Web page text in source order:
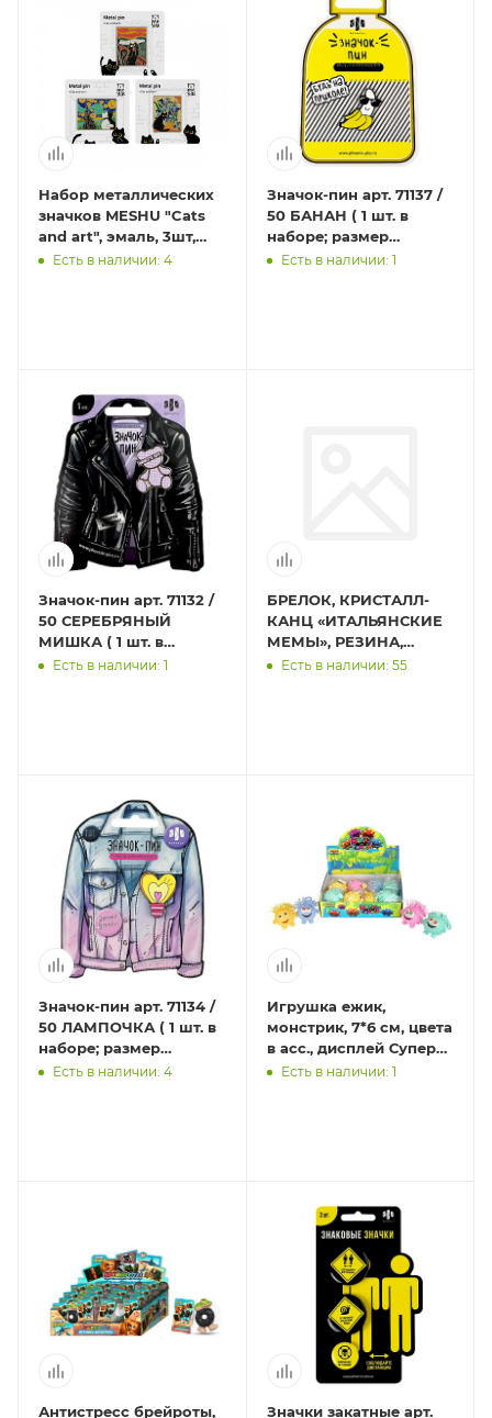
Набор металлических
значков MESHU "Cats
and art", эмаль, 3шт,
картонная подложка,
Есть в наличии: 4
Значок-пин арт. 71137 /
50 БАНАН ( 1 шт. в
наборе; размер
значка/-ов: 27х32 мм,
Есть в наличии: 1
Значок-пин арт. 71132 /
50 СЕРЕБРЯНЫЙ
МИШКА ( 1 шт. в
наборе; размер
Есть в наличии: 1
БРЕЛОК, КРИСТАЛЛ-
КАНЦ «ИТАЛЬЯНСКИЕ
МЕМЫ», РЕЗИНА,
АССОРТИ РАЗМЕРОВ,
Есть в наличии: 55
Значок-пин арт. 71134 /
50 ЛАМПОЧКА ( 1 шт. в
наборе; размер
значка/-ов: 31х25 мм,
Есть в наличии: 4
Игрушка ежик,
монстрик, 7*6 см, цвета
в асс., дисплей Супер
Жим уп-12шт в кор.12уп
Есть в наличии: 1
Антистресс брейроты,
Значки закатные арт.